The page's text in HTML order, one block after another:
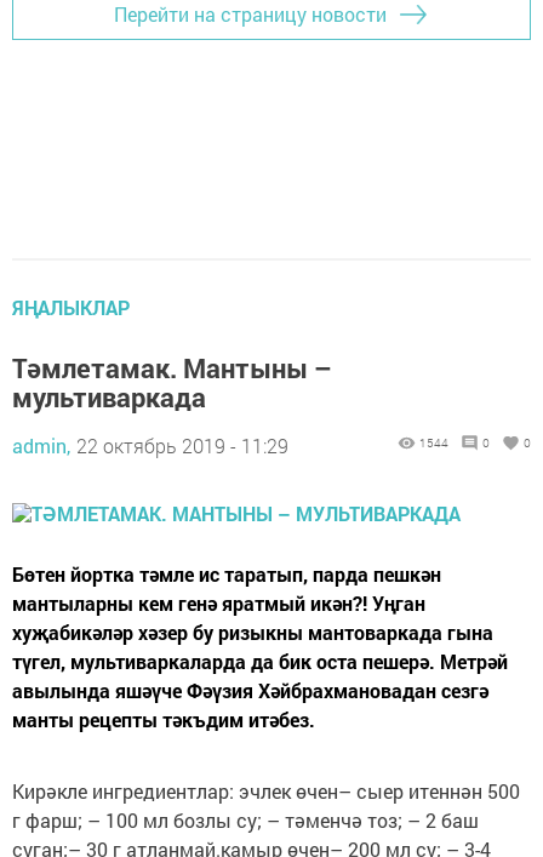
Перейти на страницу новости
ЯҢАЛЫКЛАР
Тәмлетамак. Мантыны –
мультиваркада
admin, 22 октябрь 2019 - 11:29 1544 0 0
Бөтен йортка тәмле ис таратып, парда пешкән
мантыларны кем генә яратмый икән?! Уңган
хуҗабикәләр хәзер бу ризыкны мантоваркада гына
түгел, мультиваркаларда да бик оста пешерә. Метрәй
авылында яшәүче Фәүзия Хәйбрахмановадан сезгә
манты рецепты тәкъдим итәбез.
Кирәкле ингредиентлар: эчлек өчен– сыер итеннән 500
г фарш; – 100 мл бозлы су; – тәменчә тоз; – 2 баш
суган;– 30 г атланмай.камыр өчен– 200 мл су; – 3-4